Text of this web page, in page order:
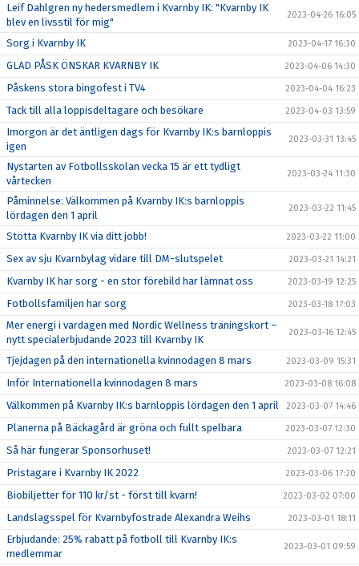
Leif Dahlgren ny hedersmedlem i Kvarnby IK: "Kvarnby IK
blev en livsstil för mig"
2023-04-26 16:05
Sorg i Kvarnby IK 2023-04-17 16:30
GLAD PÅSK ÖNSKAR KVARNBY IK 2023-04-06 14:30
Påskens stora bingofest i TV4 2023-04-04 16:23
Tack till alla loppisdeltagare och besökare 2023-04-03 13:59
Imorgon är det äntligen dags för Kvarnby IK:s barnloppis
igen
2023-03-31 13:45
Nystarten av Fotbollsskolan vecka 15 är ett tydligt
vårtecken
2023-03-24 11:30
Påminnelse: Välkommen på Kvarnby IK:s barnloppis
lördagen den 1 april
2023-03-22 11:45
Stötta Kvarnby IK via ditt jobb! 2023-03-22 11:00
Sex av sju Kvarnbylag vidare till DM-slutspelet 2023-03-21 14:21
Kvarnby IK har sorg - en stor förebild har lämnat oss 2023-03-19 12:25
Fotbollsfamiljen har sorg 2023-03-18 17:03
Mer energi i vardagen med Nordic Wellness träningskort –
nytt specialerbjudande 2023 till Kvarnby IK
2023-03-16 12:45
Tjejdagen på den internationella kvinnodagen 8 mars 2023-03-09 15:31
Inför Internationella kvinnodagen 8 mars 2023-03-08 16:08
Välkommen på Kvarnby IK:s barnloppis lördagen den 1 april 2023-03-07 14:46
Planerna på Bäckagård är gröna och fullt spelbara 2023-03-07 12:30
Så här fungerar Sponsorhuset! 2023-03-07 12:21
Pristagare i Kvarnby IK 2022 2023-03-06 17:20
Biobiljetter för 110 kr/st - först till kvarn! 2023-03-02 07:00
Landslagsspel för Kvarnbyfostrade Alexandra Weihs 2023-03-01 18:11
Erbjudande: 25% rabatt på fotboll till Kvarnby IK:s
medlemmar
2023-03-01 09:59